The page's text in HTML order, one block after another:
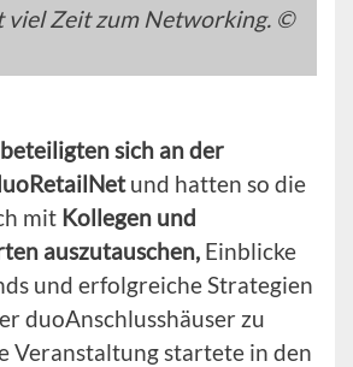
viel Zeit zum Networking. ©
sich an der
und hatten so die
mit Kollegen und
auszutauschen, Einblicke
und erfolgreiche Strategien
duoAnschlusshäuser zu
Veranstaltung startete in den